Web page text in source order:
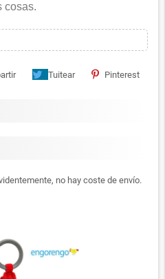
cosas.
Tuitear Pinterest
no hay coste de envío.